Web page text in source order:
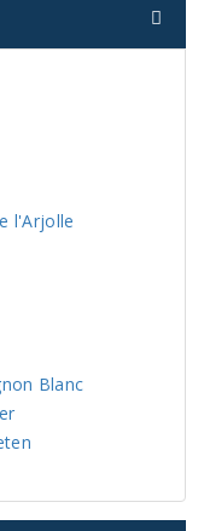
l'Arjolle
Blanc